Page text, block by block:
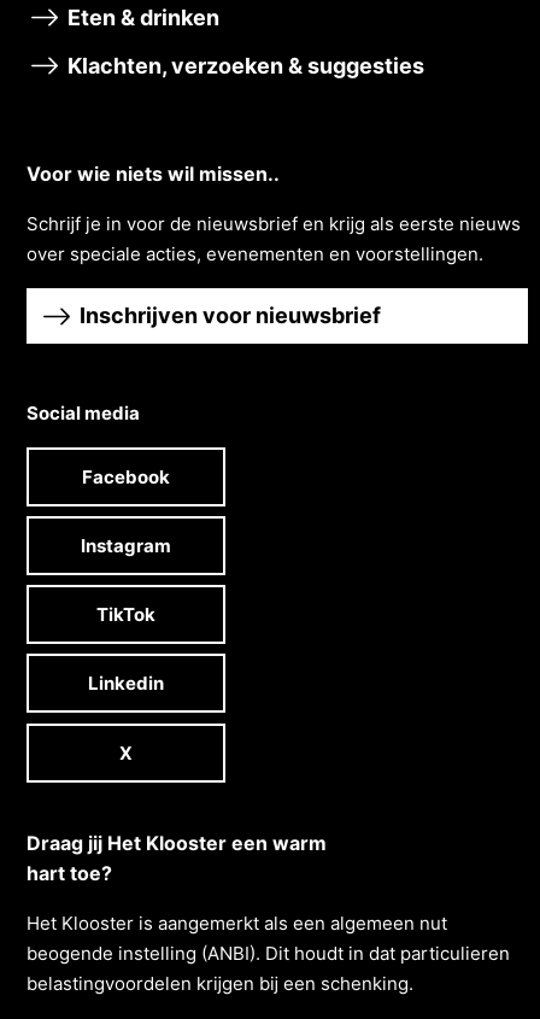
Eten & drinken
Klachten, verzoeken & suggesties
Voor wie niets wil missen..
Schrĳf je in voor de nieuwsbrief en krĳg als eerste nieuws
over speciale acties, evenementen en voorstellingen.
Inschrijven voor nieuwsbrief
Social media
Facebook
Instagram
TikTok
Linkedin
X
Draag jij Het Klooster een warm
hart toe?
Het Klooster is aangemerkt als een algemeen nut
beogende instelling (ANBI). Dit houdt in dat particulieren
belastingvoordelen krĳgen bĳ een schenking.